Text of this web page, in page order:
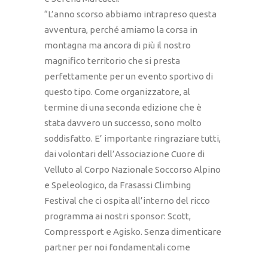
“L’anno scorso abbiamo intrapreso questa
avventura, perché amiamo la corsa in
montagna ma ancora di più il nostro
magnifico territorio che si presta
perfettamente per un evento sportivo di
questo tipo. Come organizzatore, al
termine di una seconda edizione che è
stata davvero un successo, sono molto
soddisfatto. E’ importante ringraziare tutti,
dai volontari dell’Associazione Cuore di
Velluto al Corpo Nazionale Soccorso Alpino
e Speleologico, da Frasassi Climbing
Festival che ci ospita all’interno del ricco
programma ai nostri sponsor: Scott,
Compressport e Agisko. Senza dimenticare
partner per noi fondamentali come